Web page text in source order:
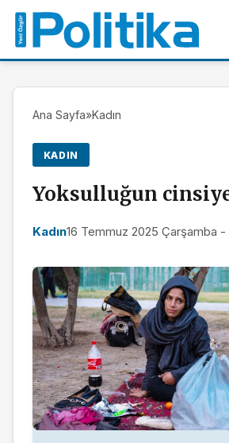
Ana Sayfa»Kadın
KADIN
Yoksulluğun
Kadın16 Temmuz 2025 Çarşamba -